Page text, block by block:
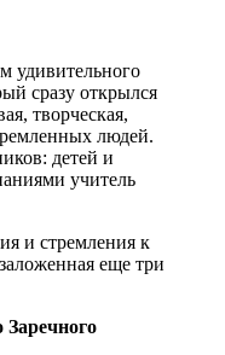
удивительного
сразу открылся
творческая,
людей.
детей и
учитель
и стремления к
еще три